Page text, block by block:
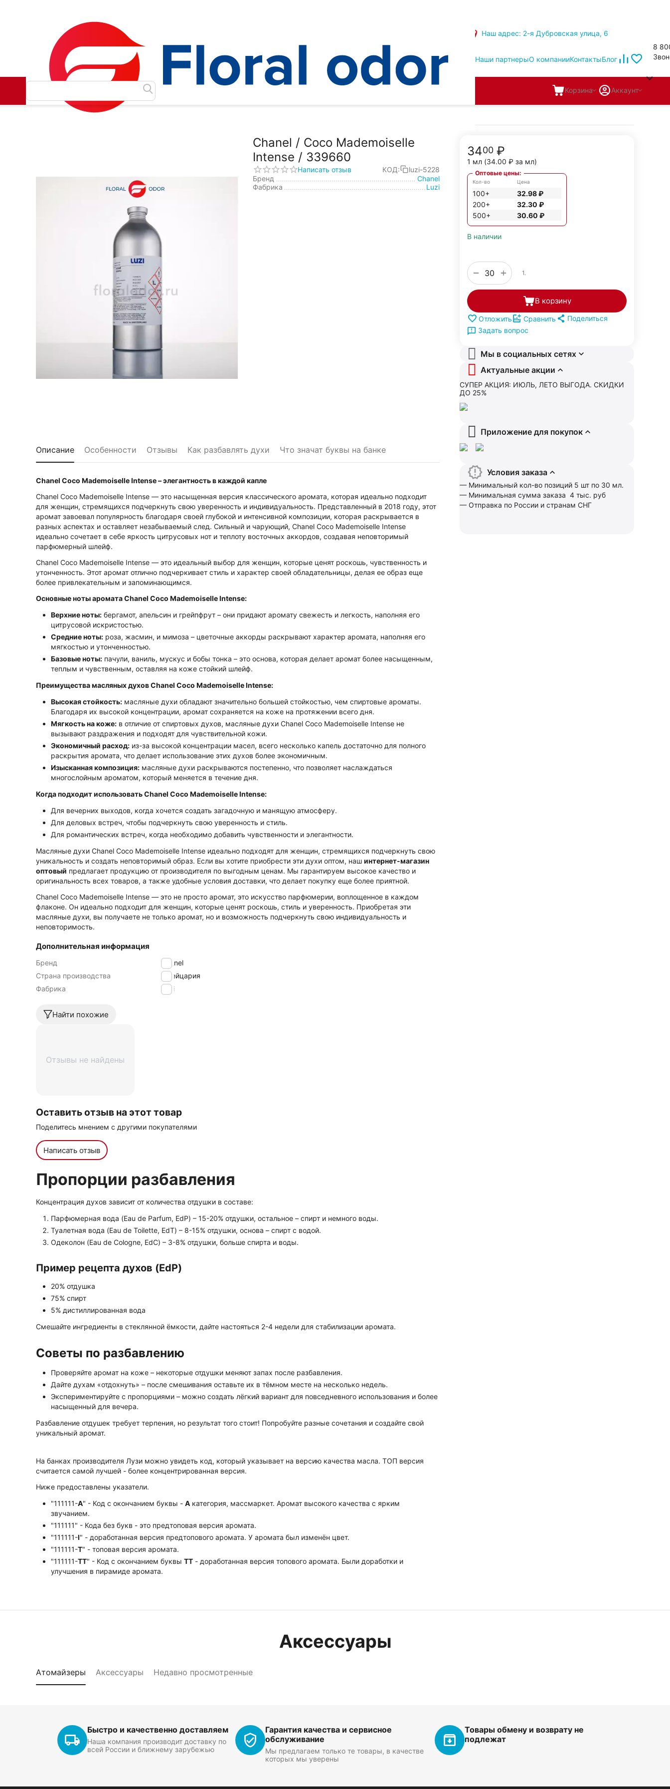
Наш адрес: 2-я Дубровская улица, 6
Наши партнерыО компанииКонтактыБлог
8
Корзина Аккаунт
Масляные духи
Chanel / Coco Mademoiselle
Intense / 339660
Написать отзыв КОД:
luzi-5228
Бренд
Chanel
Фабрика
Luzi
3400 ₽
1 мл (34.00 ₽ за мл)
Оптовые цены:
Кол-во
100+
200+
500+
Цена
32.98₽
32.30 ₽
30.60 ₽
В наличии
+
− 1.
В корзину
Отложить Сравнить
Поделиться
Задать вопрос
Мы в социальных сетях
Актуальные акции
СУПЕР АКЦИЯ: ИЮЛЬ, ЛЕТО ВЫГОДА. СКИДКИ
ДО 25%
Приложение для покупок
Условия заказа
— Минимальный кол-во позиций 5 шт по 30 мл.
— Минимальная сумма заказа 4 тыс. руб
— Отправка по России и странам СНГ
Описание Особенности Отзывы Как разбавлять духи Что значат буквы на банке
Chanel Coco Mademoiselle Intense – элегантность в каждой капле
Chanel Coco Mademoiselle Intense — это насыщенная версия классического аромата, которая идеально подходит
для женщин, стремящихся подчеркнуть свою уверенность и индивидуальность. Представленный в 2018 году, этот
аромат завоевал популярность благодаря своей глубокой и интенсивной композиции, которая раскрывается в
разных аспектах и оставляет незабываемый след. Сильный и чарующий, Chanel Coco Mademoiselle Intense
идеально сочетает в себе яркость цитрусовых нот и теплоту восточных аккордов, создавая неповторимый
парфюмерный шлейф.
Chanel Coco Mademoiselle Intense — это идеальный выбор для женщин, которые ценят роскошь, чувственность и
утонченность. Этот аромат отлично подчеркивает стиль и характер своей обладательницы, делая ее образ еще
более привлекательным и запоминающимся.
Основные ноты аромата Chanel Coco Mademoiselle Intense:
Верхние ноты: бергамот, апельсин и грейпфрут – они придают аромату свежесть и легкость, наполняя его
цитрусовой искристостью.
Средние ноты: роза, жасмин, и мимоза – цветочные аккорды раскрывают характер аромата, наполняя его
мягкостью и утонченностью.
Базовые ноты: пачули, ваниль, мускус и бобы тонка – это основа, которая делает аромат более насыщенным,
теплым и чувственным, оставляя на коже стойкий шлейф.
Преимущества масляных духов Chanel Coco Mademoiselle Intense:
Высокая стойкость: масляные духи обладают значительно большей стойкостью, чем спиртовые ароматы.
Благодаря их высокой концентрации, аромат сохраняется на коже на протяжении всего дня.
Мягкость на коже: в отличие от спиртовых духов, масляные духи Chanel Coco Mademoiselle Intense не
вызывают раздражения и подходят для чувствительной кожи.
Экономичный расход: из-за высокой концентрации масел, всего несколько капель достаточно для полного
раскрытия аромата, что делает использование этих духов более экономичным.
Изысканная композиция: масляные духи раскрываются постепенно, что позволяет наслаждаться
многослойным ароматом, который меняется в течение дня.
Когда подходит использовать Chanel Coco Mademoiselle Intense:
Для вечерних выходов, когда хочется создать загадочную и манящую атмосферу.
Для деловых встреч, чтобы подчеркнуть свою уверенность и стиль.
Для романтических встреч, когда необходимо добавить чувственности и элегантности.
Масляные духи Chanel Coco Mademoiselle Intense идеально подходят для женщин, стремящихся подчеркнуть свою
уникальность и создать неповторимый образ. Если вы хотите приобрести эти духи оптом, наш интернет-магазин
оптовый предлагает продукцию от производителя по выгодным ценам. Мы гарантируем высокое качество и
оригинальность всех товаров, а также удобные условия доставки, что делает покупку еще более приятной.
Chanel Coco Mademoiselle Intense — это не просто аромат, это искусство парфюмерии, воплощенное в каждом
флаконе. Он идеально подходит для женщин, которые ценят роскошь, стиль и уверенность. Приобретая эти
масляные духи, вы получаете не только аромат, но и возможность подчеркнуть свою индивидуальность и
неповторимость.
Дополнительная информация
Бренд
Chanel
Страна производства
Швейцария
Фабрика
Luzi
Найти похожие
Отзывы не найдены
Оставить отзыв на этот товар
Поделитесь мнением с другими покупателями
Написать отзыв
Пропорции разбавления
Концентрация духов зависит от количества отдушки в составе:
Парфюмерная вода (Eau de Parfum, EdP) – 15-20% отдушки, остальное – спирт и немного воды.
Туалетная вода (Eau de Toilette, EdT) – 8-15% отдушки, основа – спирт с водой.
Одеколон (Eau de Cologne, EdC) – 3-8% отдушки, больше спирта и воды.
Пример рецепта духов (EdP)
20% отдушка
75% спирт
5% дистиллированная вода
Смешайте ингредиенты в стеклянной ёмкости, дайте настояться 2-4 недели для стабилизации аромата.
Советы по разбавлению
Проверяйте аромат на коже – некоторые отдушки меняют запах после разбавления.
Дайте духам «отдохнуть» – после смешивания оставьте их в тёмном месте на несколько недель.
Экспериментируйте с пропорциями – можно создать лёгкий вариант для повседневного использования и более
насыщенный для вечера.
Разбавление отдушек требует терпения, но результат того стоит! Попробуйте разные сочетания и создайте свой
уникальный аромат.
На банках производителя Лузи можно увидеть код, который указывает на версию качества масла. ТОП версия
считается самой лучшей - более концентрированная версия.
Ниже предоставлены указатели.
"111111-А" - Код с окончанием буквы - А категория, массмаркет. Аромат высокого качества с ярким
звучанием.
"111111" - Кода без букв - это предтоповая версия аромата.
"111111-I" - доработанная версия предтопового аромата. У аромата был изменён цвет.
"111111-Т" - топовая версия аромата.
"111111-ТТ" - Код с окончанием буквы TT - доработанная версия топового аромата. Были доработки и
улучшения в пирамиде аромата.
Аксессуары
Атомайзеры Аксессуары Недавно просмотренные
Быстро и качественно доставляем
Наша компания производит доставку по
всей России и ближнему зарубежью
Гарантия качества и сервисное
обслуживание
Мы предлагаем только те товары, в качестве
которых мы уверены
Товары обмену и возврату не
подлежат